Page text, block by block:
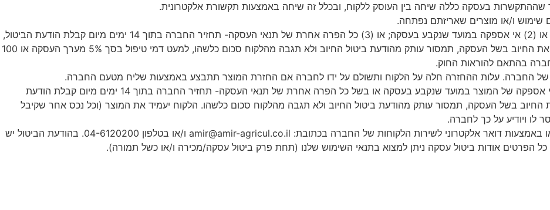
בעסקה כללה שיחה בין העוסק ללקוח, ובכלל זה שיחה באמצעות תקשורת אלקטרונית.
ו/או מוצרים שאריזתם נפתחה.
בביטול עסקה שלא עקב: (1) פגם או אי התאמה במוצר; או (2) אי אספקה במועד שנקבע בעסקה; או (3) כל הפרה אחרת של תנאי העסקה- תחזיר החברה בתוך 14 ימים מיום קבלת הודעת הביטול,
את אותו חלק ממחיר העסקה ששולם, אם שולם, תבטל את החיוב בשל העסקה, תמסור עותק מהודעת ביטול החיוב ולא תגבה מהלקוח סכום כלשהו, למעט דמי טיפול בסך 5% מערך העסקה או 100
בהתאם להוראות החוק.
של החברה. עלות ההחזרה חלה על הלקוח ותשולם על ידו לחברה אם החזרת המוצר תתבצע באמצעות שליח מטעם החברה.
בביטול עסקה עקב פגם או אי התאמה במוצר או עקב אי אספקה של המוצר במועד שנקבע בעסקה או בשל כל הפרה אחרת של תנאי העסקה- תחזיר החברה בתוך 14 ימים מיום קבלת הודעת
בשל העסקה, תמסור עותק מהודעת ביטול החיוב ולא תגבה מהלקוח סכום כלשהו. הלקוח יעמיד את המוצר (וכל נכס אחר שקיבל
ויודיע על כך לחברה.
את הודעת הביטול ניתן למסור בכתב באמצעות פקס ו/או באמצעות דואר אלקטרוני לשירות הלקוחות של החברה בכתובת: amir@amir-agricul.co.il ו/או בטלפון 04-6120200. בהודעת הביטול יש
אודות ביטול עסקה ניתן למצוא בתנאי השימוש שלנו (תחת פרק ביטול עסקה/מכירה ו/או כשל תמורה).